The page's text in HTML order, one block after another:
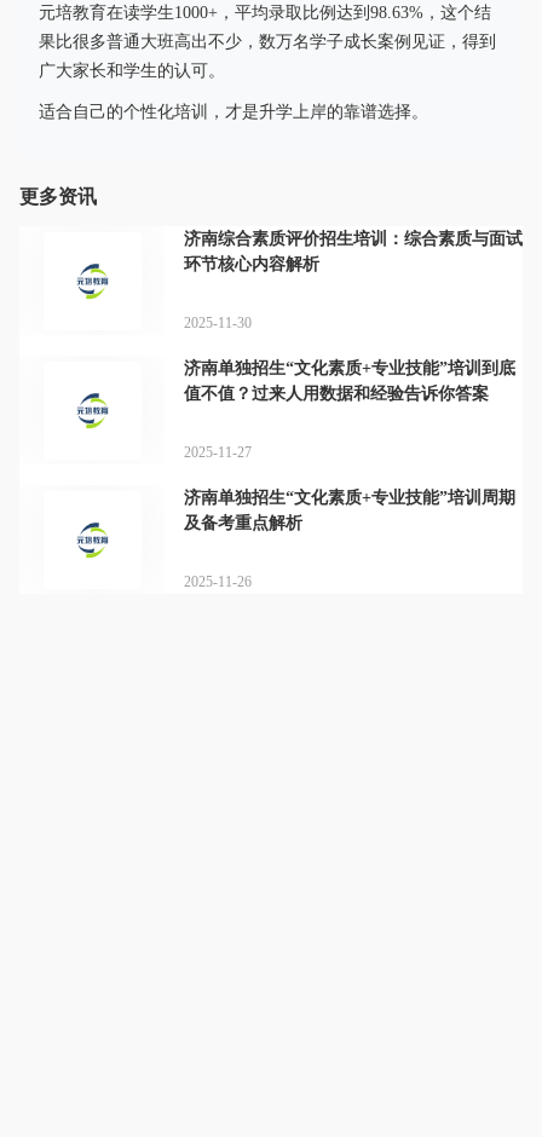
元培教育在读学生1000+，平均录取比例达到98.63%，这个结
果比很多普通大班高出不少，数万名学子成长案例见证，得到
广大家长和学生的认可。
适合自己的个性化培训，才是升学上岸的靠谱选择。
更多资讯
济南综合素质评价招生培训：综合素质与面试
环节核心内容解析
2025-11-30
济南单独招生“文化素质+专业技能”培训到底
值不值？过来人用数据和经验告诉你答案
2025-11-27
济南单独招生“文化素质+专业技能”培训周期
及备考重点解析
2025-11-26